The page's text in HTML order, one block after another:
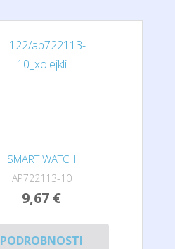
SMART WATCH
AP722113-10
9,67 €
PODROBNOSTI